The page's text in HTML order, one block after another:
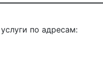
по адресам: